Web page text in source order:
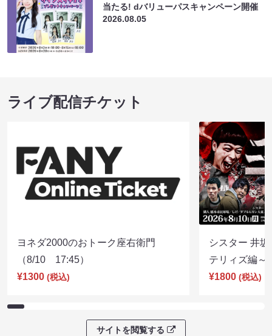
当たる! dバリューパスキャンペーン開催
2026.08.05
ライブ配信チケット
ヨネダ2000のおトーク座右衛門
（8/10 17:45）
¥1300 (税込)
シスター 井
テリィズ編
¥1800 (税込)
サイトを閲覧する